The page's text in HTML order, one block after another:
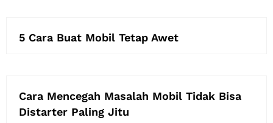
5 Cara Buat Mobil Tetap Awet
Cara Mencegah Masalah Mobil Tidak Bisa
Distarter Paling Jitu